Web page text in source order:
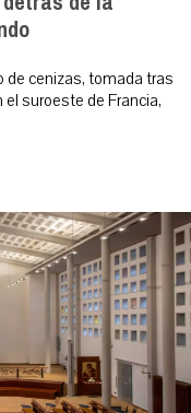
de cenizas, tomada tras
suroeste de Francia,